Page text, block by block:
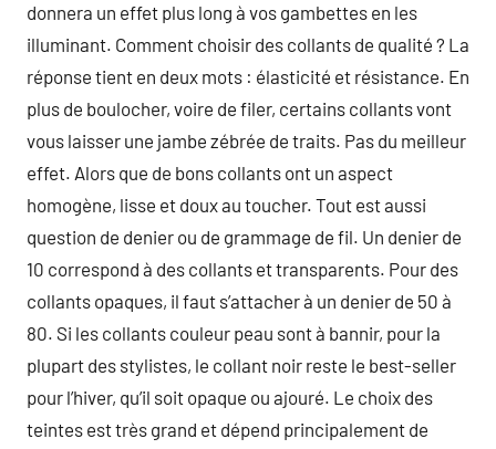
donnera un effet plus long à vos gambettes en les
illuminant. Comment choisir des collants de qualité ? La
réponse tient en deux mots : élasticité et résistance. En
plus de boulocher, voire de filer, certains collants vont
vous laisser une jambe zébrée de traits. Pas du meilleur
effet. Alors que de bons collants ont un aspect
homogène, lisse et doux au toucher. Tout est aussi
question de denier ou de grammage de fil. Un denier de
10 correspond à des collants et transparents. Pour des
collants opaques, il faut s’attacher à un denier de 50 à
80. Si les collants couleur peau sont à bannir, pour la
plupart des stylistes, le collant noir reste le best-seller
pour l’hiver, qu’il soit opaque ou ajouré. Le choix des
teintes est très grand et dépend principalement de